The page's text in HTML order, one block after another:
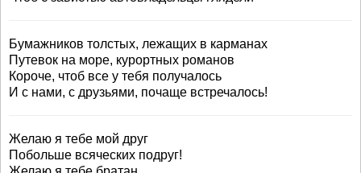
Бумажников толстых, лежащих в карманах
Путевок на море, курортных романов
Короче, чтоб все у тебя получалось
И с нами, с друзьями, почаще встречалось!
Желаю я тебе мой друг
Побольше всяческих подруг!